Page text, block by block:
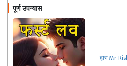
पूर्ण उपन्यास
द्वारा Mr